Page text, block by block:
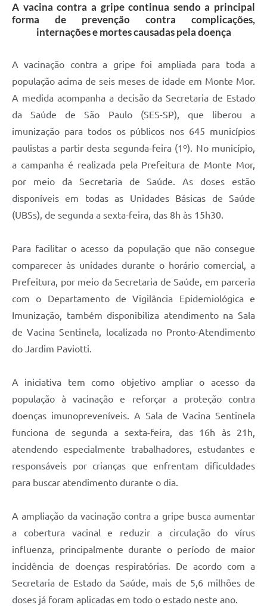
A vacina contra a gripe continua sendo a principal
forma de prevenção contra complicações,
internações e mortes causadas pela doença
A vacinação contra a gripe foi ampliada para toda a
população acima de seis meses de idade em Monte Mor.
A medida acompanha a decisão da Secretaria de Estado
da Saúde de São Paulo (SES-SP), que liberou a
imunização para todos os públicos nos 645 municípios
paulistas a partir desta segunda-feira (1º). No município,
a campanha é realizada pela Prefeitura de Monte Mor,
por meio da Secretaria de Saúde. As doses estão
disponíveis em todas as Unidades Básicas de Saúde
(UBSs), de segunda a sexta-feira, das 8h às 15h30.
Para facilitar o acesso da população que não consegue
comparecer às unidades durante o horário comercial, a
Prefeitura, por meio da Secretaria de Saúde, em parceria
com o Departamento de Vigilância Epidemiológica e
Imunização, também disponibiliza atendimento na Sala
de Vacina Sentinela, localizada no Pronto-Atendimento
do Jardim Paviotti.
A iniciativa tem como objetivo ampliar o acesso da
população à vacinação e reforçar a proteção contra
doenças imunopreveníveis. A Sala de Vacina Sentinela
funciona de segunda a sexta-feira, das 16h às 21h,
atendendo especialmente trabalhadores, estudantes e
responsáveis por crianças que enfrentam dificuldades
para buscar atendimento durante o dia.
A ampliação da vacinação contra a gripe busca aumentar
a cobertura vacinal e reduzir a circulação do vírus
influenza, principalmente durante o período de maior
incidência de doenças respiratórias. De acordo com a
Secretaria de Estado da Saúde, mais de 5,6 milhões de
doses já foram aplicadas em todo o estado neste ano.